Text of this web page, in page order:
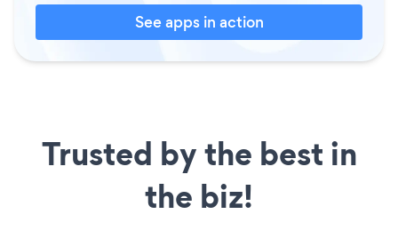
See apps in action
Trusted by the best in
the biz!